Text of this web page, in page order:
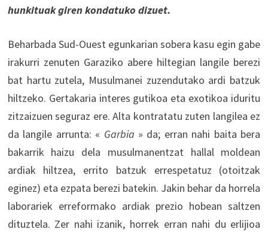
hunkituak giren kondatuko dizuet.
Beharbada Sud-Ouest egunkarian sobera kasu egin gabe
irakurri zenuten Garaziko abere hiltegian langile berezi
bat hartu zutela, Musulmanei zuzendutako ardi batzuk
hiltzeko. Gertakaria interes gutikoa eta exotikoa iduritu
zitzaizuen seguraz ere. Alta kontratatu zuten langilea ez
da langile arrunta: « Garbia » da; erran nahi baita bera
bakarrik haizu dela musulmanentzat hallal moldean
ardiak hiltzea, errito batzuk errespetatuz (otoitzak
eginez) eta ezpata berezi batekin. Jakin behar da horrela
laborariek erreformako ardiak prezio hobean saltzen
dituztela. Zer nahi izanik, horrek erran nahi du erlijioa